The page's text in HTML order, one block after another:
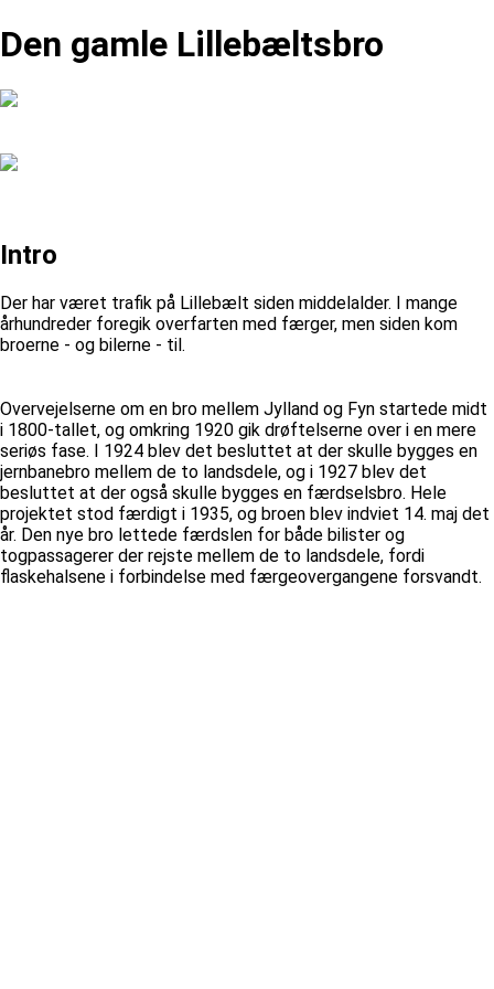
Den gamle Lillebæltsbro
Intro
Der har været trafik på Lillebælt siden middelalder. I mange
århundreder foregik overfarten med færger, men siden kom
broerne - og bilerne - til.
Overvejelserne om en bro mellem Jylland og Fyn startede midt
i 1800-tallet, og omkring 1920 gik drøftelserne over i en mere
seriøs fase. I 1924 blev det besluttet at der skulle bygges en
jernbanebro mellem de to landsdele, og i 1927 blev det
besluttet at der også skulle bygges en færdselsbro. Hele
projektet stod færdigt i 1935, og broen blev indviet 14. maj det
år. Den nye bro lettede færdslen for både bilister og
togpassagerer der rejste mellem de to landsdele, fordi
flaskehalsene i forbindelse med færgeovergangene forsvandt.